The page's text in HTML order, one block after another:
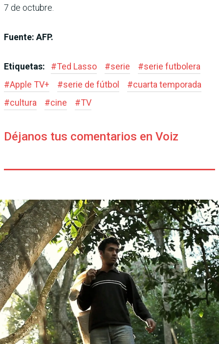
7 de octubre.
Fuente: AFP.
Etiquetas: #Ted Lasso #serie #serie futbolera
#Apple TV+ #serie de fútbol #cuarta temporada
#cultura #cine #TV
Déjanos tus comentarios en Voiz